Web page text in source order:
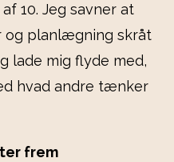
10. Jeg savner at
og planlægning skråt
lade mig flyde med,
hvad andre tænker
frem